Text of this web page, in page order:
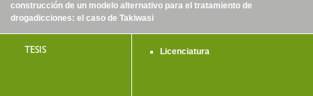
construcción de un modelo alternativo para el tratamiento de
drogadicciones: el caso de Takiwasi
TESIS Licenciatura